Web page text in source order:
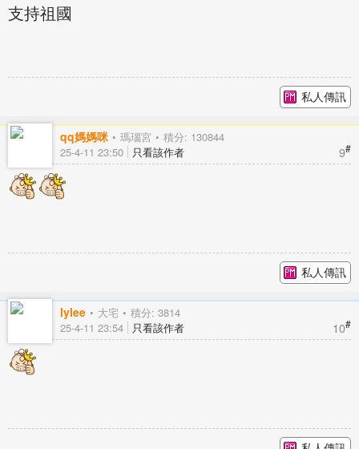
支持祖國
私人傳訊
qq媽媽咪 瑪瑙宮 積分: 130844
9#
25-4-11 23:50 只看該作者
私人傳訊
lylee 大宅 積分: 3814
10#
25-4-11 23:54 只看該作者